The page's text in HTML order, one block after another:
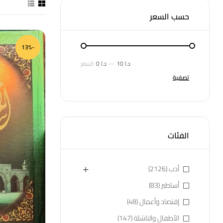
-13%
حسب السعر
تصفية
السعر: 0 د.ا— 10 د.ا
الفئات
أدب(2126)
أساطير(83)
إقتصاد وأعمال(48)
الأطفال والناشئة(147)